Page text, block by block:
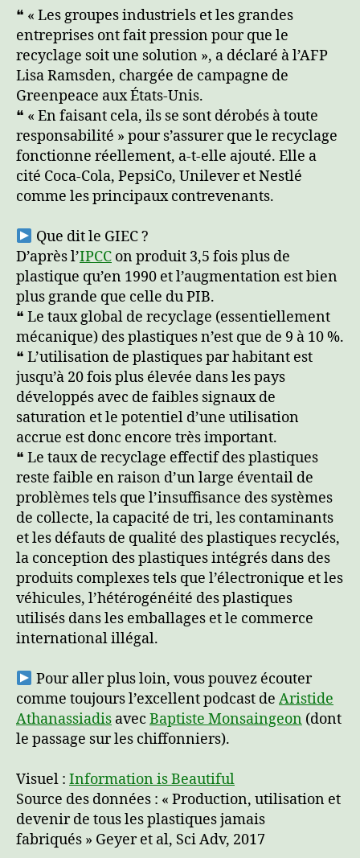
❝ « Les groupes industriels et les grandes
entreprises ont fait pression pour que le
recyclage soit une solution », a déclaré à l’AFP
Lisa Ramsden, chargée de campagne de
Greenpeace aux États-Unis.
❝ « En faisant cela, ils se sont dérobés à toute
responsabilité » pour s’assurer que le recyclage
fonctionne réellement, a-t-elle ajouté. Elle a
cité Coca-Cola, PepsiCo, Unilever et Nestlé
comme les principaux contrevenants.
Que dit le GIEC ?
D’après l’IPCC on produit 3,5 fois plus de
plastique qu’en 1990 et l’augmentation est bien
plus grande que celle du PIB.
❝ Le taux global de recyclage (essentiellement
mécanique) des plastiques n’est que de 9 à 10 %.
❝ L’utilisation de plastiques par habitant est
jusqu’à 20 fois plus élevée dans les pays
développés avec de faibles signaux de
saturation et le potentiel d’une utilisation
accrue est donc encore très important.
❝ Le taux de recyclage effectif des plastiques
reste faible en raison d’un large éventail de
problèmes tels que l’insuffisance des systèmes
de collecte, la capacité de tri, les contaminants
et les défauts de qualité des plastiques recyclés,
la conception des plastiques intégrés dans des
produits complexes tels que l’électronique et les
véhicules, l’hétérogénéité des plastiques
utilisés dans les emballages et le commerce
international illégal.
Pour aller plus loin, vous pouvez écouter
comme toujours l’excellent podcast de Aristide
Athanassiadis avec Baptiste Monsaingeon (dont
le passage sur les chiffonniers).
Visuel : Information is Beautiful
Source des données : « Production, utilisation et
devenir de tous les plastiques jamais
fabriqués » Geyer et al, Sci Adv, 2017